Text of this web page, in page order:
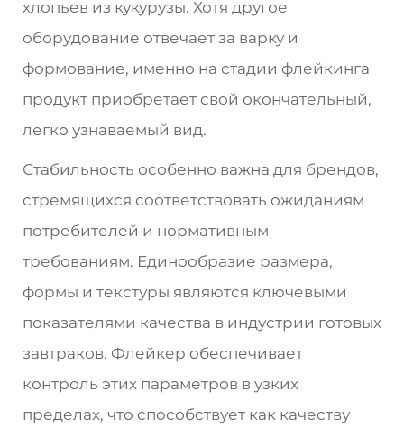
хлопьев из кукурузы. Хотя другое
оборудование отвечает за варку и
формование, именно на стадии флейкинга
продукт приобретает свой окончательный,
легко узнаваемый вид.
Стабильность особенно важна для брендов,
стремящихся соответствовать ожиданиям
потребителей и нормативным
требованиям. Единообразие размера,
формы и текстуры являются ключевыми
показателями качества в индустрии готовых
завтраков. Флейкер обеспечивает
контроль этих параметров в узких
пределах, что способствует как качеству